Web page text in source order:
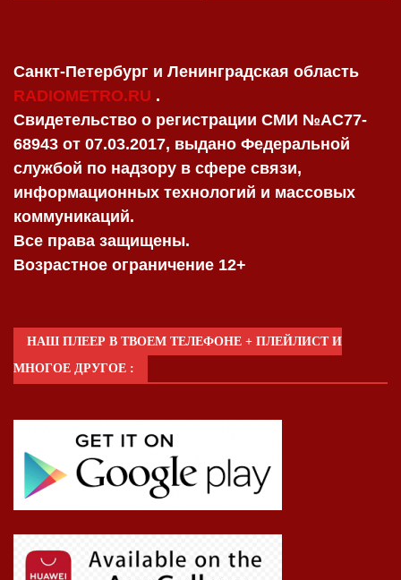
Санкт-Петербург и Ленинградская область
RADIOMETRO.RU .
Свидетельство о регистрации СМИ №AC77-
68943 от 07.03.2017, выдано Федеральной
службой по надзору в сфере связи,
информационных технологий и массовых
коммуникаций.
Все права защищены.
Возрастное ограничение 12+
НАШ ПЛЕЕР В ТВОЕМ ТЕЛЕФОНЕ + ПЛЕЙЛИСТ И
МНОГОЕ ДРУГОЕ :